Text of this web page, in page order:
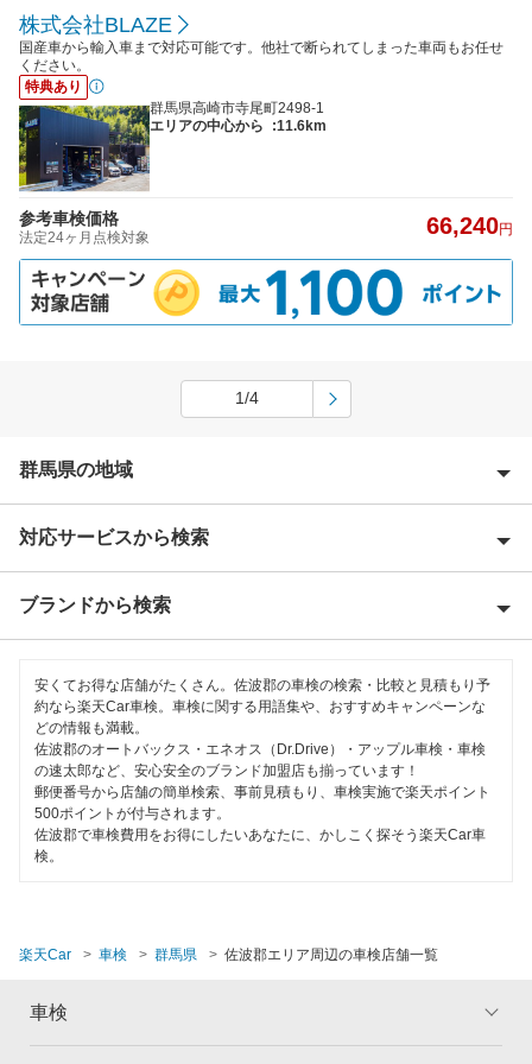
株式会社BLAZE
国産車から輸入車まで対応可能です。他社で断られてしまった車両もお任せ
ください。
特典あり
群馬県高崎市寺尾町2498-1
エリアの中心から
:11.6km
参考車検価格
法定24ヶ月点検対象 66,240円
1/4
群馬県の地域
吾妻郡
伊勢崎市
邑楽郡
太田市
甘楽郡
北群馬郡
館林市
対応サービスから検索
Award 受賞店
特典あり
早割りあり
クレジットカードOK
土日祝OK
引取り・納車あり
ハイブリッド車OK
ブランドから検索
ENEOS
「車検の速太郎」
オートバックス
中部自動車販売（チューブ＆BCN）
宇佐美車検
車検のコバック
マッハ車検
安くてお得な店舗がたくさん。佐波郡の車検の検索・比較と見積もり予
約なら楽天Car車検。車検に関する用語集や、おすすめキャンペーンな
どの情報も満載。
佐波郡のオートバックス・エネオス（Dr.Drive）・アップル車検・車検
の速太郎など、安心安全のブランド加盟店も揃っています！
郵便番号から店舗の簡単検索、事前見積もり、車検実施で楽天ポイント
500ポイントが付与されます。
佐波郡で車検費用をお得にしたいあなたに、かしこく探そう楽天Car車
検。
楽天Car 車検 群馬県 佐波郡エリア周辺の車検店舗一覧
車検